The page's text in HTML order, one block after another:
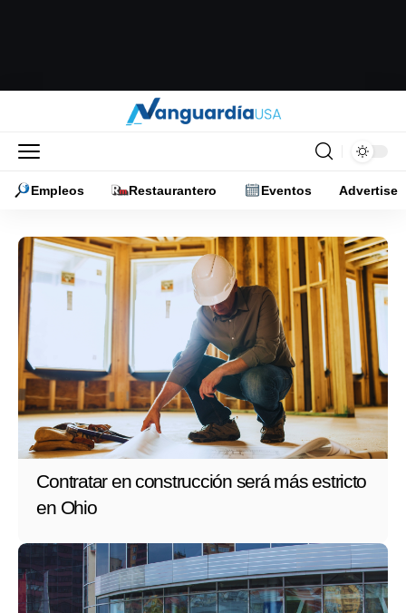
Empleos Restaurantero Eventos Advertise
Contratar en construcción será más estricto
en Ohio